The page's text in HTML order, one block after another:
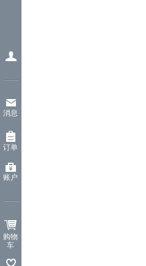
消息
订单
账户
购物
车